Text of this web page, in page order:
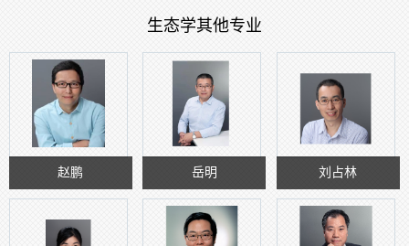
生态学其他专业
赵鹏 岳明 刘占林